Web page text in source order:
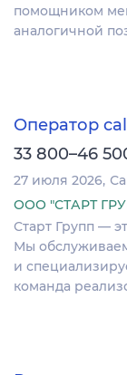
помощником
аналогичной
Оператор
33 800–46
27 июля 2026
ООО "СТАРТ
Старт Групп —
Мы
и
команда